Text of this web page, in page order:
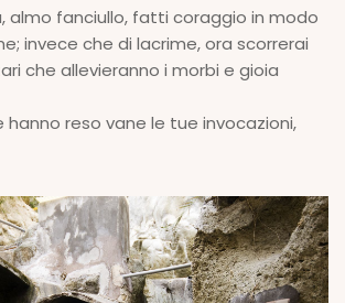
almo fanciullo, fatti coraggio in modo
invece che di lacrime, ora scorrerai
che allevieranno i morbi e gioia
hanno reso vane le tue invocazioni,